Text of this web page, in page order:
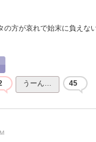
の方が哀れで始末に負えな
うーん… 45